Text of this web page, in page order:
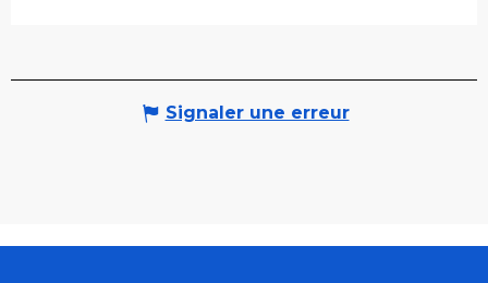
Signaler une erreur